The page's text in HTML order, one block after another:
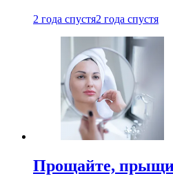
2 года спустя2 года спустя
Прощайте, прыщи: